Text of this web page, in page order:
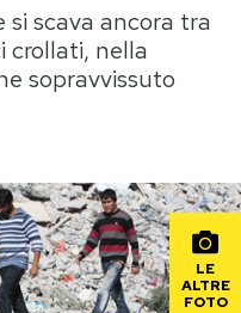
Storie/Idee
Ok Boomer!
Media
Mondiali calcio 2026
scava ancora tra
crollati, nella
sopravvissuto
LE
ALTRE
FOTO